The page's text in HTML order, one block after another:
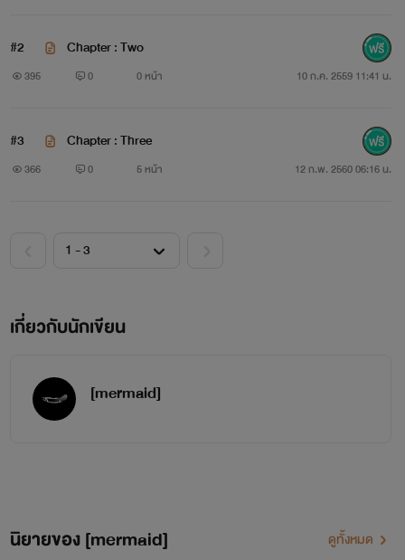
#2 Chapter : Two
395 0 0 หน้า 10 ก.ค. 2559 11:41 น.
#3 Chapter : Three
366 0 5 หน้า 12 ก.พ. 2560 06:16 น.
เกี่ยวกับนักเขียน
[mermaid]
นิยายของ [mermaid] ดูทั้งหมด